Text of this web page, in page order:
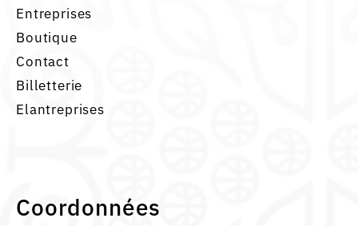
Entreprises
Boutique
Contact
Billetterie
Elantreprises
Coordonnées